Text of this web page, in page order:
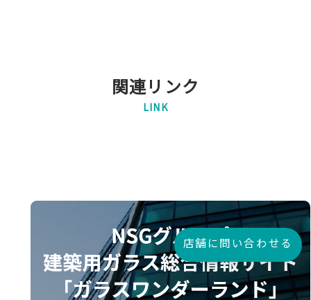
関連リンク
LINK
店舗に問い合わせる